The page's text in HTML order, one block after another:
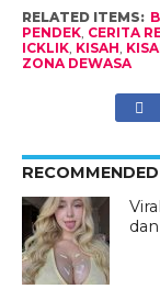
RELATED ITEMS:
PENDEK, CERITA
ICKLIK, KISAH,
ZONA DEWASA